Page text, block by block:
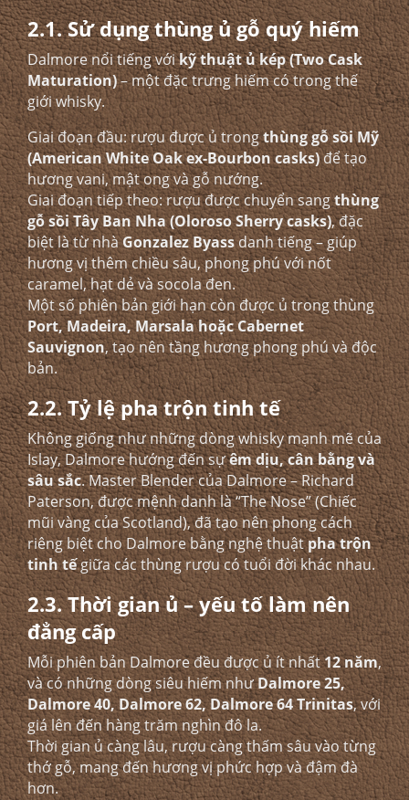
2.1. Sử dụng thùng ủ gỗ quý hiếm
Dalmore nổi tiếng vớikỹ thuật ủ kép (Two Cask
Maturation)– một đặc trưng hiếm có trong thế
giới whisky.
Giai đoạn đầu: rượu được ủ trongthùng gỗ sồi Mỹ
(American White Oak ex-Bourbon casks)để tạo
hương vani, mật ong và gỗ nướng.
Giai đoạn tiếp theo: rượu được chuyển sangthùng
gỗ sồi Tây Ban Nha (Oloroso Sherry casks), đặc
biệt là từ nhàGonzalez Byassdanh tiếng – giúp
hương vị thêm chiều sâu, phong phú với nốt
caramel, hạt dẻ và socola đen.
Một số phiên bản giới hạn còn được ủ trong thùng
Port, Madeira, Marsala hoặc Cabernet
Sauvignon, tạo nên tầng hương phong phú và độc
bản.
2.2. Tỷ lệ pha trộn tinh tế
Không giống như những dòng whisky mạnh mẽ của
Islay, Dalmore hướng đến sựêm dịu, cân bằng và
sâu sắc. Master Blender của Dalmore – Richard
Paterson, được mệnh danh là “The Nose” (Chiếc
mũi vàng của Scotland), đã tạo nên phong cách
riêng biệt cho Dalmore bằng nghệ thuậtpha trộn
tinh tếgiữa các thùng rượu có tuổi đời khác nhau.
2.3. Thời gian ủ – yếu tố làm nên
đẳng cấp
Mỗi phiên bản Dalmore đều được ủ ít nhất12 năm,
và có những dòng siêu hiếm nhưDalmore 25,
Dalmore 40, Dalmore 62, Dalmore 64 Trinitas, với
giá lên đến hàng trăm nghìn đô la.
Thời gian ủ càng lâu, rượu càng thấm sâu vào từng
thớ gỗ, mang đến hương vị phức hợp và đậm đà
hơn.